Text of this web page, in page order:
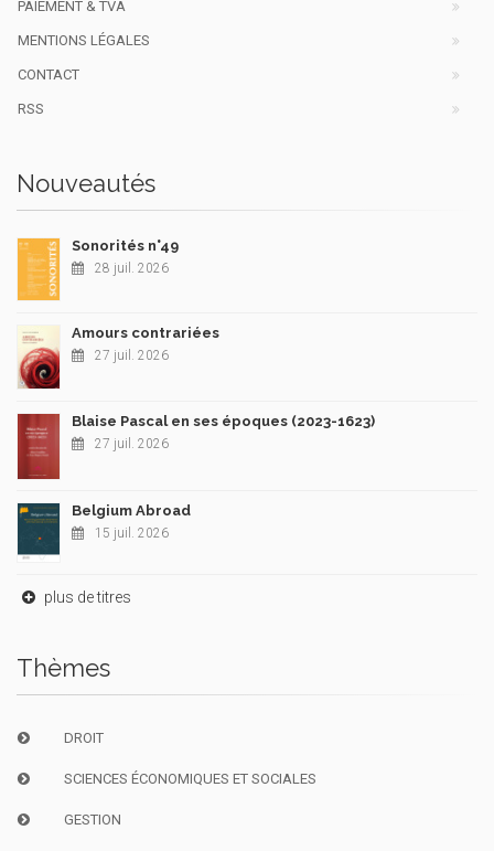
PAIEMENT & TVA
MENTIONS LÉGALES
CONTACT
RSS
Nouveautés
Sonorités n°49
28 juil. 2026
Amours contrariées
27 juil. 2026
Blaise Pascal en ses époques (2023-1623)
27 juil. 2026
Belgium Abroad
15 juil. 2026
plus de titres
Thèmes
DROIT
SCIENCES ÉCONOMIQUES ET SOCIALES
GESTION